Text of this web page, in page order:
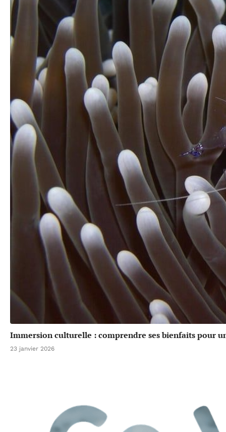
Immersion culturelle : comprendre ses bienfaits pour
23 janvier 2026